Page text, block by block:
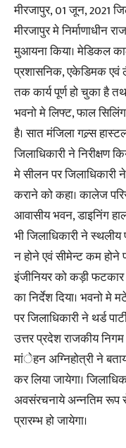
मीरजापुर, 01 जून, 2021
मीरजापुर मे निर्माणाधीन
मुआयना किया। मेडिकल
प्रशासनिक, एकेडिमक एवं
तक कार्य पूर्ण हो चुका है
भवनो मे लिफ्ट, फाल
है। सात मंजिला गल्र्स
जिलाधिकारी ने निरीक्षण
मे सीलन पर
कराने को कहा। कालेज
आवासीय भवन, डाइनिंग
भी जिलाधिकारी ने
न होने एवं सीमेन्ट कम होने
इंजीनियर को कड़ी
का निर्देश दिया। भवनो मे
पर जिलाधिकारी ने थर्ड
उत्तर प्रदेश राजकीय
मांेहन अग्निहोत्री ने
कर लिया जायेगा।
अवसंरचनाये अन्नतिम रूप
प्रारम्भ हो जायेगा।